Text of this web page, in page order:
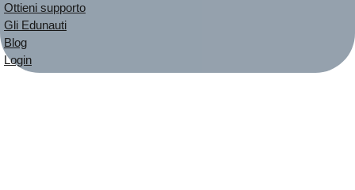
Ottieni supporto
Gli Edunauti
Blog
Login